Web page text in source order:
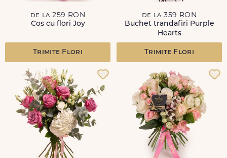
de la 259 RON
Cos cu flori Joy
Trimite Flori
de la 359 RON
Buchet trandafiri Purple
Hearts
Trimite Flori